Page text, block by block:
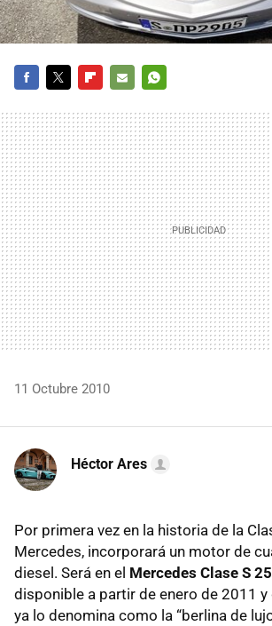
MAIL
11 Octubre 2010
Héctor Ares
Por primera vez en la historia de la
Mercedes, incorporará un motor de
diesel. Será en el Mercedes Clase S
disponible a partir de enero de 2011 y
ya lo denomina como la “berlina de